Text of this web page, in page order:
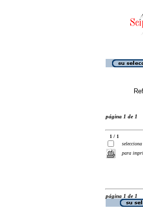
página 1 de 1
1 / 1
selecciona
para
página 1 de 1